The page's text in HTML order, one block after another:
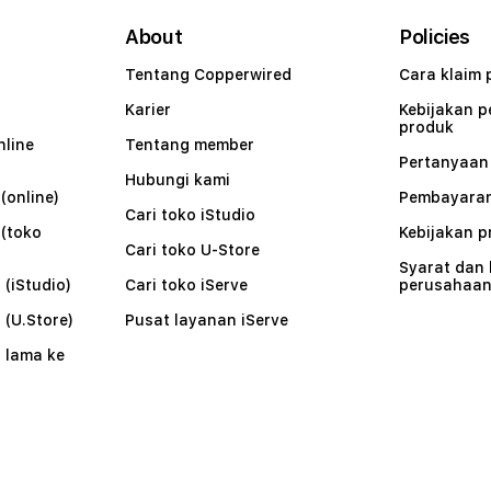
lama ke
About
Tentang Copperwired
Karier
Tentang member
Hubungi kami
Cari toko iStudio
Cari toko U-Store
Cari toko iServe
Pusat layanan iServe
Policies
Cara klaim
Kebijakan
produk
Pertanyaan
Kebijakan
Syarat dan
perusahaan